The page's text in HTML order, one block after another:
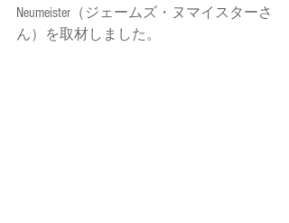
Neumeister（ジェームズ・ヌマイスターさ
ん）を取材しました。